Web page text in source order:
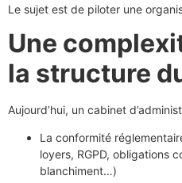
Le sujet est de piloter une
Une
la structure
Aujourd’hui, un cabinet
La conformité
loyers, RGPD, obligations
blanchiment…)